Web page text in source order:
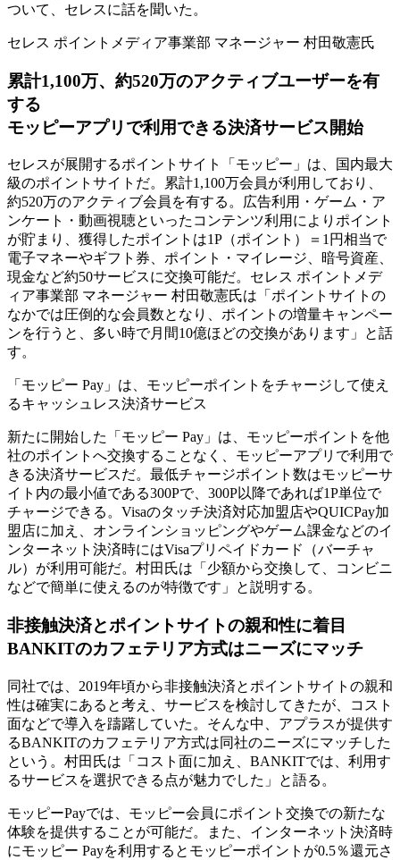
ついて、セレスに話を聞いた。
セレス ポイントメディア事業部 マネージャー 村田敬憲氏
累計1,100万、約520万のアクティブユーザーを有
する
モッピーアプリで利用できる決済サービス開始
セレスが展開するポイントサイト「モッピー」は、国内最大
級のポイントサイトだ。累計1,100万会員が利用しており、
約520万のアクティブ会員を有する。広告利用・ゲーム・ア
ンケート・動画視聴といったコンテンツ利用によりポイント
が貯まり、獲得したポイントは1P（ポイント）＝1円相当で
電子マネーやギフト券、ポイント・マイレージ、暗号資産、
現金など約50サービスに交換可能だ。セレス ポイントメデ
ィア事業部 マネージャー 村田敬憲氏は「ポイントサイトの
なかでは圧倒的な会員数となり、ポイントの増量キャンペー
ンを行うと、多い時で月間10億ほどの交換があります」と話
す。
「モッピー Pay」は、モッピーポイントをチャージして使え
るキャッシュレス決済サービス
新たに開始した「モッピー Pay」は、モッピーポイントを他
社のポイントへ交換することなく、モッピーアプリで利用で
きる決済サービスだ。最低チャージポイント数はモッピーサ
イト内の最小値である300Pで、300P以降であれば1P単位で
チャージできる。Visaのタッチ決済対応加盟店やQUICPay加
盟店に加え、オンラインショッピングやゲーム課金などのイ
ンターネット決済時にはVisaプリペイドカード（バーチャ
ル）が利用可能だ。村田氏は「少額から交換して、コンビニ
などで簡単に使えるのが特徴です」と説明する。
非接触決済とポイントサイトの親和性に着目
BANKITのカフェテリア方式はニーズにマッチ
同社では、2019年頃から非接触決済とポイントサイトの親和
性は確実にあると考え、サービスを検討してきたが、コスト
面などで導入を躊躇していた。そんな中、アプラスが提供す
るBANKITのカフェテリア方式は同社のニーズにマッチした
という。村田氏は「コスト面に加え、BANKITでは、利用す
るサービスを選択できる点が魅力でした」と語る。
モッピーPayでは、モッピー会員にポイント交換での新たな
体験を提供することが可能だ。また、インターネット決済時
にモッピー Payを利用するとモッピーポイントが0.5％還元さ